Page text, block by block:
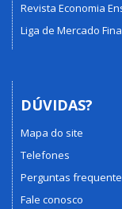
Revista Economia
Liga de Mercado
DÚVIDAS?
Mapa do site
Telefones
Perguntas
Fale conosco